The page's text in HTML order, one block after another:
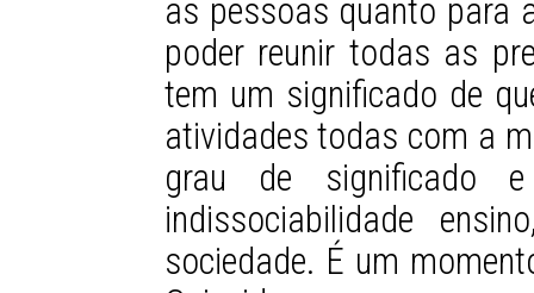
as pessoas quanto para
poder reunir todas as
tem um significado de
atividades todas com a
grau de significado
indissociabilidade
sociedade. É um